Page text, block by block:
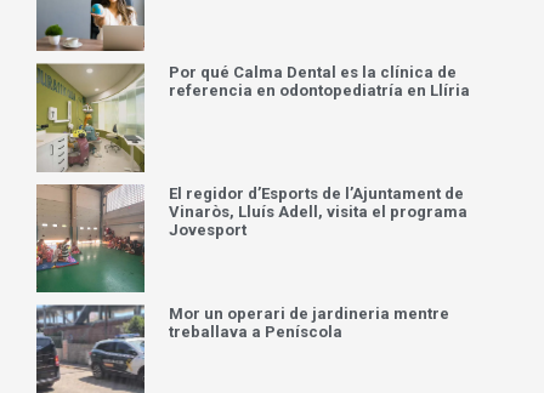
Por qué Calma Dental es la clínica de
referencia en odontopediatría en Llíria
El regidor d’Esports de l’Ajuntament de
Vinaròs, Lluís Adell, visita el programa
Jovesport
Mor un operari de jardineria mentre
treballava a Peníscola